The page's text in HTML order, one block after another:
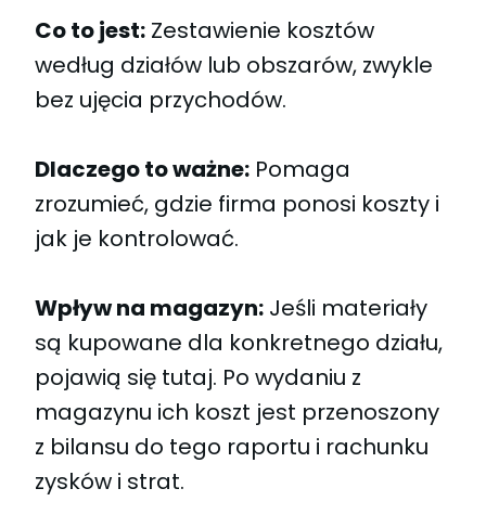
Co to jest: Zestawienie kosztów
według działów lub obszarów, zwykle
bez ujęcia przychodów.
Dlaczego to ważne: Pomaga
zrozumieć, gdzie firma ponosi koszty i
jak je kontrolować.
Wpływ na magazyn: Jeśli materiały
są kupowane dla konkretnego działu,
pojawią się tutaj. Po wydaniu z
magazynu ich koszt jest przenoszony
z bilansu do tego raportu i rachunku
zysków i strat.